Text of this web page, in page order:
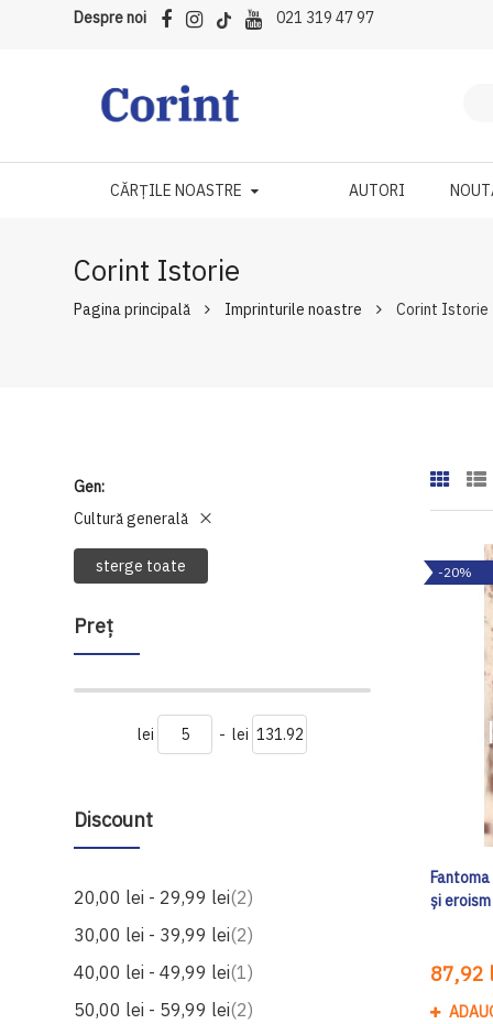
Despre noi 021 319 47 97
CĂRȚILE NOASTRE AUTORI
Corint Istorie
Pagina principală Imprinturile noastre Corint Istorie
Gen
Cultură generală
sterge toate
Preţ
lei - lei
Discount
20,00 lei - 29,99 lei 2produse
30,00 lei - 39,99 lei 2produse
40,00 lei -49,99 lei 1produs
50,00 lei - 59,99 lei 2produse
-20%
și
87,92